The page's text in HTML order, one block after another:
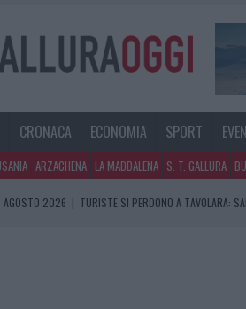
CRONACA ECONOMIA SPORT
ARZACHENA LA MADDALENA S. T. GALLURA
AGOSTO 2026 | TURISTE SI PERDONO A TAVOLARA: